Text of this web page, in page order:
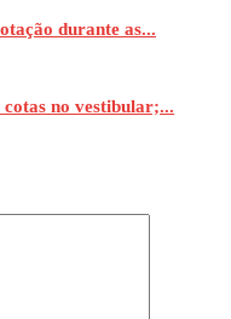
durante as...
no vestibular;...